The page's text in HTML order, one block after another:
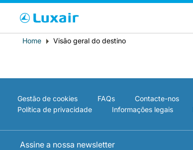
País de residência
Breadcrumb
Home Visão geral do destino
Gestão de cookies FAQs Contacte-nos
Política de privacidade
Informações legais
Assine a nossa newsletter